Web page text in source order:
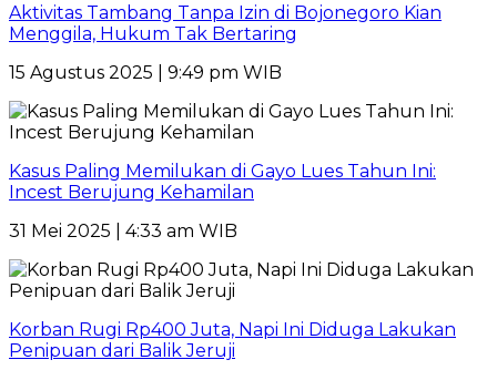
Aktivitas Tambang Tanpa Izin di Bojonegoro Kian
Menggila, Hukum Tak Bertaring
15 Agustus 2025 | 9:49 pm WIB
Kasus Paling Memilukan di Gayo Lues Tahun Ini:
Incest Berujung Kehamilan
31 Mei 2025 | 4:33 am WIB
Korban Rugi Rp400 Juta, Napi Ini Diduga Lakukan
Penipuan dari Balik Jeruji